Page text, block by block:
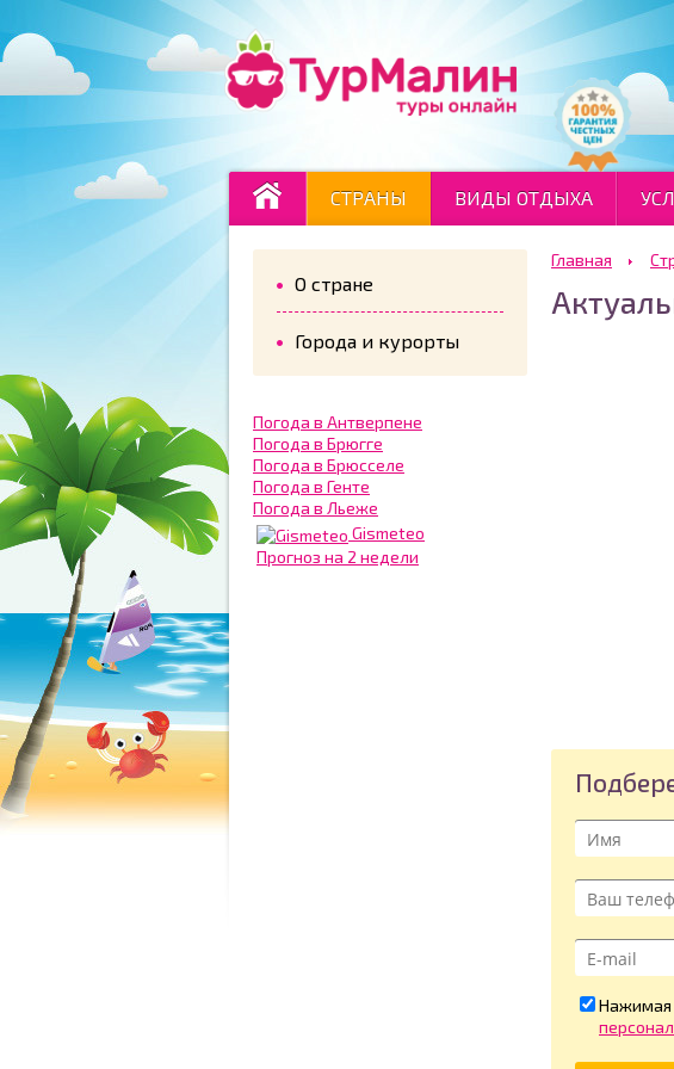
СТРАНЫ ВИДЫ ОТДЫХА
О стране
Города и курорты
Погода в Антверпене
Погода в Брюгге
Погода в Брюсселе
Погода в Генте
Погода в Льеже
Gismeteo
Прогноз на 2 недели
Главная
Нажимая